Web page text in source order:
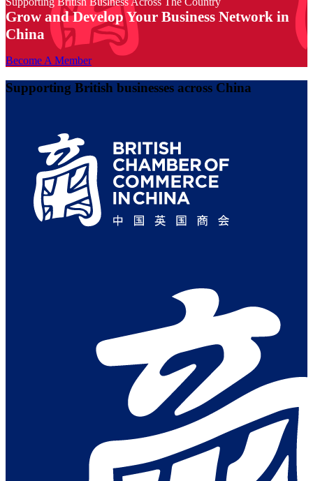
Grow and Develop Your Business Network in
China
Become A Member
Supporting British businesses across China